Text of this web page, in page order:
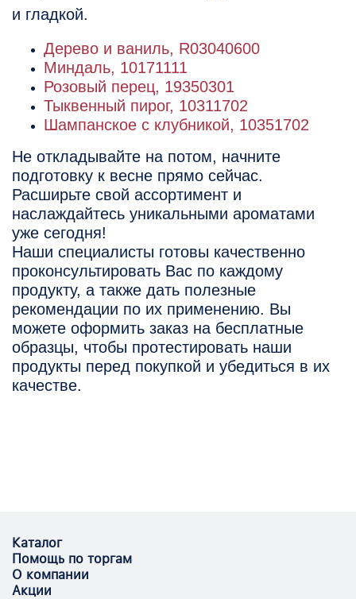
и гладкой.
Дерево и ваниль, R03040600
Миндаль, 10171111
Розовый перец, 19350301
Тыквенный пирог, 10311702
Шампанское с клубникой, 10351702
Не откладывайте на потом, начните
подготовку к весне прямо сейчас.
Расширьте свой ассортимент и
наслаждайтесь уникальными ароматами
уже сегодня!
Наши специалисты готовы качественно
проконсультировать Вас по каждому
продукту, а также дать полезные
рекомендации по их применению. Вы
можете оформить заказ на бесплатные
образцы, чтобы протестировать наши
продукты перед покупкой и убедиться в их
качестве.
Каталог
Помощь по торгам
О компании
Акции